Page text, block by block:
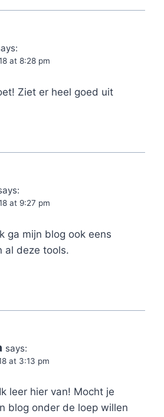
at 8:28 pm
Ziet er heel goed uit
at 9:27 pm
ga mijn blog ook eens
al deze tools.
says:
at 3:13 pm
leer hier van! Mocht je
blog onder de loep willen